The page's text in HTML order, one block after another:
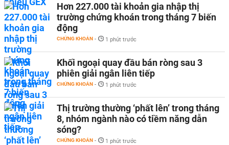
Hơn 227.000 tài khoản gia nhập thị
trường chứng khoán trong tháng 7 biến
động
CHỨNG KHOÁN - 1 phút trước
Khối ngoại quay đầu bán ròng sau 3
phiên giải ngân liên tiếp
CHỨNG KHOÁN - 1 phút trước
Thị trường thường ‘phất lên’ trong tháng
8, nhóm ngành nào có tiềm năng dẫn
sóng?
CHỨNG KHOÁN - 1 phút trước